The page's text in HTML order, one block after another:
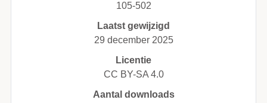
105-502
Laatst gewijzigd
29 december 2025
Licentie
CC BY-SA 4.0
Aantal downloads